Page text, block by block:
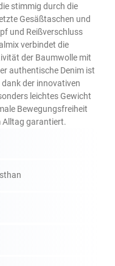
stimmig durch die
Gesäßtaschen und
und Reißverschluss
verbindet die
der Baumwolle mit
authentische Denim ist
der innovativen
leichtes Gewicht
Bewegungsfreiheit
Alltag garantiert.